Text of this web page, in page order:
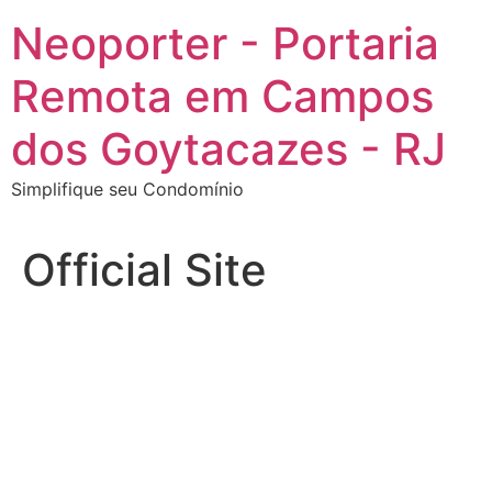
para
conteúdo
Neoporter - Portaria
Remota em Campos
dos Goytacazes - RJ
Simplifique seu Condomínio
Official Site